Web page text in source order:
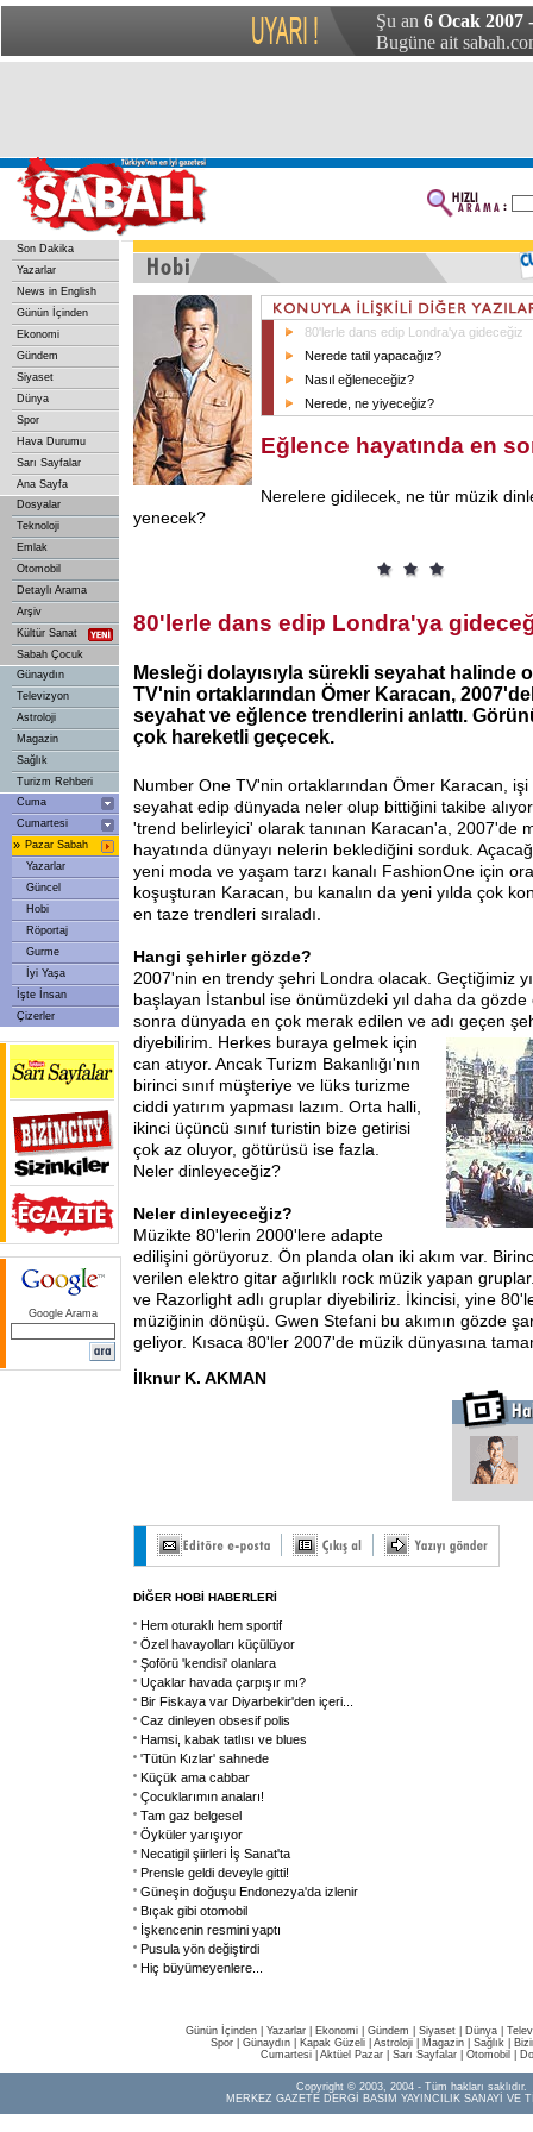
Şu an 6 Ocak 2007
Bugüne ait
Son Dakika
Yazarlar
News in English
Günün İçinden
Ekonomi
Gündem
Siyaset
Dünya
Spor
Hava Durumu
Sarı Sayfalar
Ana Sayfa
Dosyalar
Teknoloji
Emlak
Otomobil
Detaylı Arama
Arşiv
Kültür Sanat
Sabah Çocuk
Günaydın
Televizyon
Astroloji
Magazin
Sağlık
Turizm Rehberi
Cuma
Cumartesi
» Pazar Sabah
Yazarlar
Güncel
Hobi
Röportaj
Gurme
İyi Yaşa
İşte İnsan
Çizerler
Google Arama
80'lerle dans edip Londra'ya gideceğiz
Nerede tatil yapacağız?
Nasıl eğleneceğiz?
Nerede, ne yiyeceğiz?
Eğlence hayatında en
Nerelere gidilecek, ne tür müzik
yenecek?
80'lerle dans edip Londra'ya
Mesleği dolayısıyla sürekli seyahat halinde
TV'nin ortaklarından Ömer Karacan,
seyahat ve eğlence trendlerini anlattı.
çok hareketli geçecek.
Number One TV'nin ortaklarından Ömer Karacan, işi
seyahat edip dünyada neler olup bittiğini takibe
'trend belirleyici' olarak tanınan Karacan'a, 2007'de
hayatında dünyayı nelerin beklediğini sorduk.
yeni moda ve yaşam tarzı kanalı FashionOne için
koşuşturan Karacan, bu kanalın da yeni yılda çok
en taze trendleri sıraladı.
Hangi şehirler gözde?
2007'nin en trendy şehri Londra olacak. Geçtiğimiz
başlayan İstanbul ise önümüzdeki yıl daha da
sonra dünyada en çok merak edilen ve adı geçen
diyebilirim. Herkes buraya gelmek için
can atıyor. Ancak Turizm Bakanlığı'nın
birinci sınıf müşteriye ve lüks turizme
ciddi yatırım yapması lazım. Orta halli,
ikinci üçüncü sınıf turistin bize getirisi
çok az oluyor, götürüsü ise fazla.
Neler dinleyeceğiz?
Neler dinleyeceğiz?
Müzikte 80'lerin 2000'lere adapte
edilişini görüyoruz. Ön planda olan iki akım var.
verilen elektro gitar ağırlıklı rock müzik yapan
ve Razorlight adlı gruplar diyebiliriz. İkincisi, yine
müziğinin dönüşü. Gwen Stefani bu akımın gözde
geliyor. Kısaca 80'ler 2007'de müzik dünyasına
İlknur K. AKMAN
DİĞER HOBİ HABERLERİ
Hem oturaklı hem sportif
Özel havayolları küçülüyor
Şoförü 'kendisi' olanlara
Uçaklar havada çarpışır mı?
Bir Fiskaya var Diyarbekir'den içeri...
Caz dinleyen obsesif polis
Hamsi, kabak tatlısı ve blues
'Tütün Kızlar' sahnede
Küçük ama cabbar
Çocuklarımın anaları!
Tam gaz belgesel
Öyküler yarışıyor
Necatigil şiirleri İş Sanat'ta
Prensle geldi deveyle gitti!
Güneşin doğuşu Endonezya'da izlenir
Bıçak gibi otomobil
İşkencenin resmini yaptı
Pusula yön değiştirdi
Hiç büyümeyenlere...
Günün İçinden Yazarlar Ekonomi Gündem Siyaset Dünya |
Spor
Günaydın Kapak Güzeli Astroloji Magazin Sağlık
Cumartesi| Aktüel Pazar| Sarı Sayfalar| Otomobil
Copyright © 2003, 2004 - Tüm hakları saklıdır.
MERKEZ GAZETE DERGİ BASIM YAYINCILIK SANAYİ VE